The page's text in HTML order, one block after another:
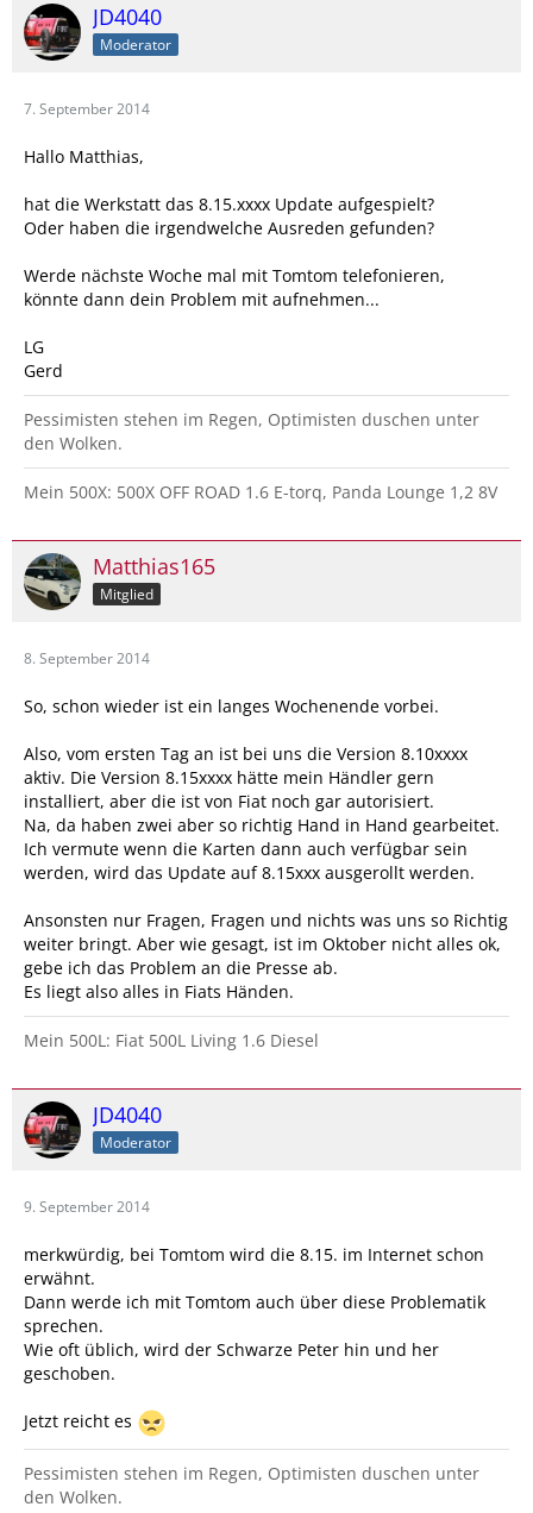
JD4040
Moderator
7. September 2014
Hallo Matthias,
hat die Werkstatt das 8.15.xxxx Update aufgespielt?
Oder haben die irgendwelche Ausreden gefunden?
Werde nächste Woche mal mit Tomtom telefonieren,
könnte dann dein Problem mit aufnehmen...
LG
Gerd
Pessimisten stehen im Regen, Optimisten duschen unter
den Wolken.
Mein 500X: 500X OFF ROAD 1.6 E-torq, Panda Lounge 1,2 8V
Matthias165
Mitglied
8. September 2014
So, schon wieder ist ein langes Wochenende vorbei.
Also, vom ersten Tag an ist bei uns die Version 8.10xxxx
aktiv. Die Version 8.15xxxx hätte mein Händler gern
installiert, aber die ist von Fiat noch gar autorisiert.
Na, da haben zwei aber so richtig Hand in Hand gearbeitet.
Ich vermute wenn die Karten dann auch verfügbar sein
werden, wird das Update auf 8.15xxx ausgerollt werden.
Ansonsten nur Fragen, Fragen und nichts was uns so Richtig
weiter bringt. Aber wie gesagt, ist im Oktober nicht alles ok,
gebe ich das Problem an die Presse ab.
Es liegt also alles in Fiats Händen.
Mein 500L: Fiat 500L Living 1.6 Diesel
JD4040
Moderator
9. September 2014
merkwürdig, bei Tomtom wird die 8.15. im Internet schon
erwähnt.
Dann werde ich mit Tomtom auch über diese Problematik
sprechen.
Wie oft üblich, wird der Schwarze Peter hin und her
geschoben.
Jetzt reicht es
Pessimisten stehen im Regen, Optimisten duschen unter
den Wolken.